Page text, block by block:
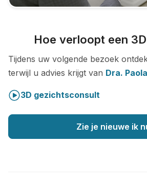
Hoe verloopt een
Tijdens uw volgende bezoek
terwijl u advies krijgt van Dra.
3D gezichtsconsult
Zie je nieuwe ik